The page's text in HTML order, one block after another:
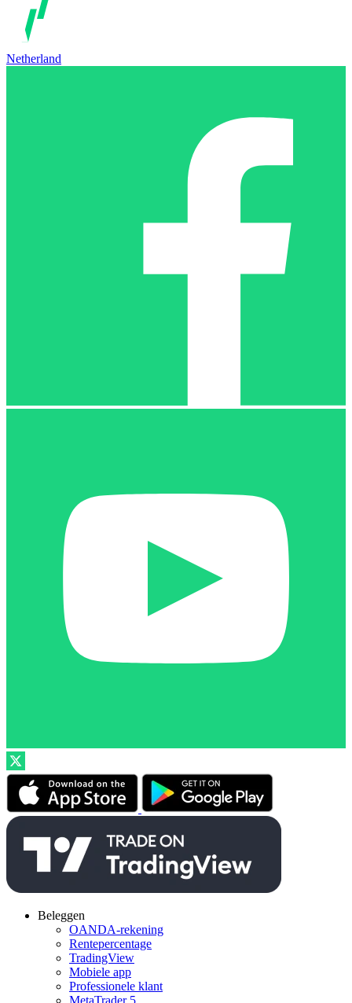
Netherland
Beleggen
OANDA-rekening
Rentepercentage
TradingView
Mobiele app
Professionele klant
MetaTrader 5